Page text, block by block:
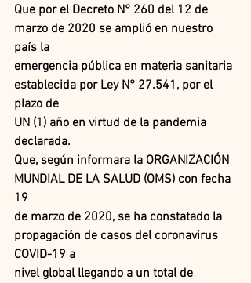
Que por el Decreto N° 260 del 12 de
marzo de 2020 se amplió en nuestro
país la
emergencia pública en materia sanitaria
establecida por Ley N° 27.541, por el
plazo de
UN (1) año en virtud de la pandemia
declarada.
Que, según informara la ORGANIZACIÓN
MUNDIAL DE LA SALUD (OMS) con fecha
19
de marzo de 2020, se ha constatado la
propagación de casos del coronavirus
COVID-19 a
nivel global llegando a un total de